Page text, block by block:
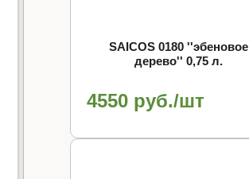
SAICOS 0180 ''эбеновое
дерево'' 0,75 л.
4550 руб./шт